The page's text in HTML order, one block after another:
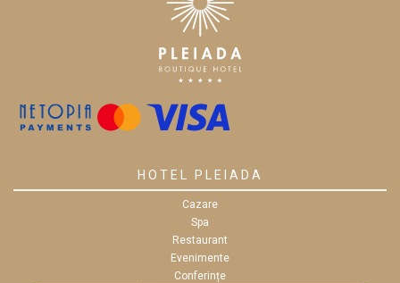
HOTEL PLEIADA
Cazare
Spa
Restaurant
Evenimente
Conferințe